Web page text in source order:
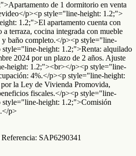
de 1 dormitorio en venta
p><p style="line-height: 1.2;">
1.2;">El apartamento cuenta con
terraza, cocina integrada con mueble
y baño completo.</p><p style="line-
height: 1.2;">Renta: alquilado
2024 por un plazo de 2 años. Ajuste
height: 1.2;"><br></p><p style="line-
4%.</p><p style="line-height:
la Ley de Vivienda Promovida,
fiscales.</p><p style="line-
height: 1.2;">Comisión
p>
SAP6290341